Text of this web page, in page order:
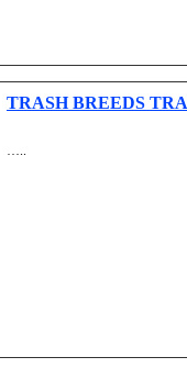
TRASH BREEDS
…..